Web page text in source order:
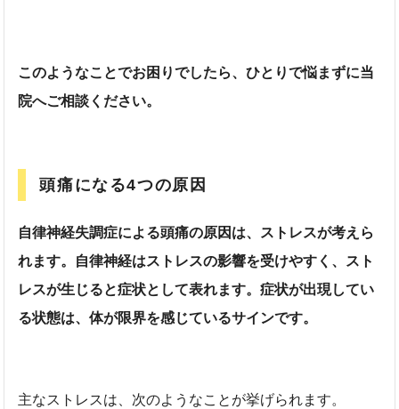
このようなことでお困りでしたら、ひとりで悩まずに当
院へご相談ください。
頭痛になる4つの原因
自律神経失調症による頭痛の原因は、ストレスが考えら
れます。自律神経はストレスの影響を受けやすく、スト
レスが生じると症状として表れます。症状が出現してい
る状態は、体が限界を感じているサインです。
主なストレスは、次のようなことが挙げられます。